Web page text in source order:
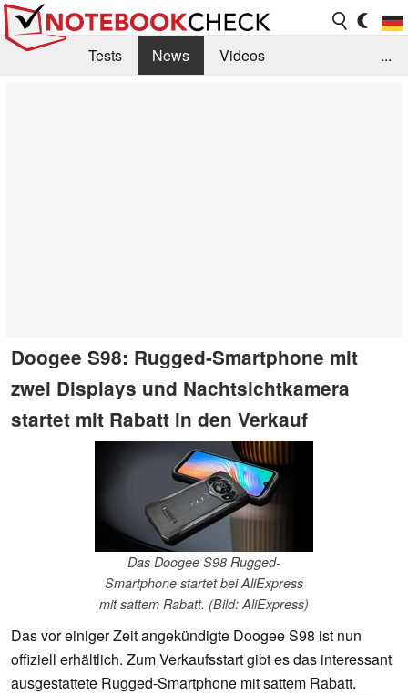
Tests News
Videos
...
Doogee S98: Rugged-Smartphone mit
zwei Displays und Nachtsichtkamera
startet mit Rabatt in den Verkauf
Das Doogee S98 Rugged-
Smartphone startet bei AliExpress
mit sattem Rabatt. (Bild: AliExpress)
Das vor einiger Zeit angekündigte Doogee S98 ist nun
offiziell erhältlich. Zum Verkaufsstart gibt es das interessant
ausgestattete Rugged-Smartphone mit sattem Rabatt.